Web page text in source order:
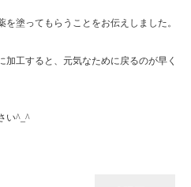
塗ってもらうことをお伝えしました。
工すると、元気なために戻るのが早く
い^_^